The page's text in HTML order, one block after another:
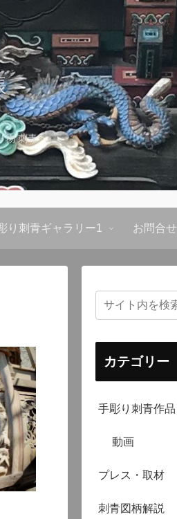
物 刺青
り刺青ギャラリー1 お問合せ
カテゴリー
手彫り刺青作品
動画
プレス・取材
刺青図柄解説